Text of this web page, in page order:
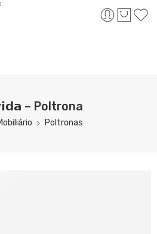
– Poltrona
Poltronas